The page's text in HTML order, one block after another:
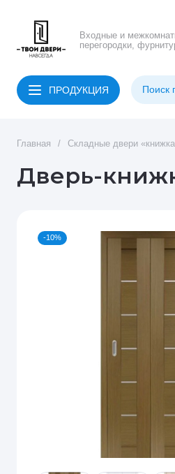
Входные и
перегородки,
ПРОДУКЦИЯ
Главная / Складные двери
Дверь-
-10%